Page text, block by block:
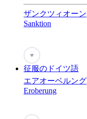
ザンクツィオーン
Sanktion
♥
征服のドイツ語
エアオーベルング
Eroberung